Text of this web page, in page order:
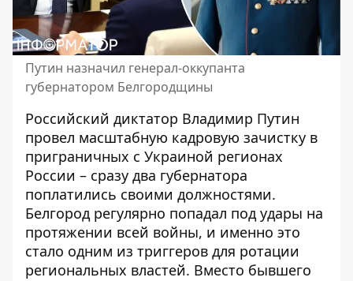
Путин назначил генерал-оккупанта
губернатором Белгородщины
Российский диктатор Владимир Путин
провел масштабную кадровую зачистку в
приграничных с Украиной регионах
России – сразу два губернатора
поплатились своими должностями.
Белгород регулярно попадал под удары на
протяжении всей войны, и именно это
стало одним из триггеров для ротации
региональных властей. Вместо бывшего